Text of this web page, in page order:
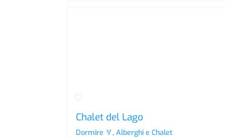
Chalet del Lago
Dormire 🏅 ,Alberghi e Chalet